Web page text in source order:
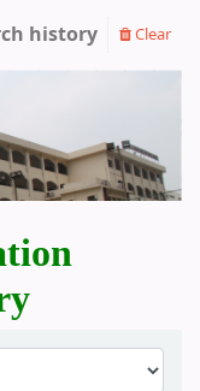
Library
history Clear